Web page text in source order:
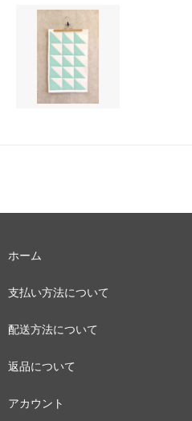
ホーム
支払い方法について
配送方法について
返品について
アカウント